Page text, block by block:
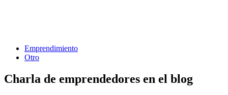
Emprendimiento
Otro
Charla de emprendedores en el blog